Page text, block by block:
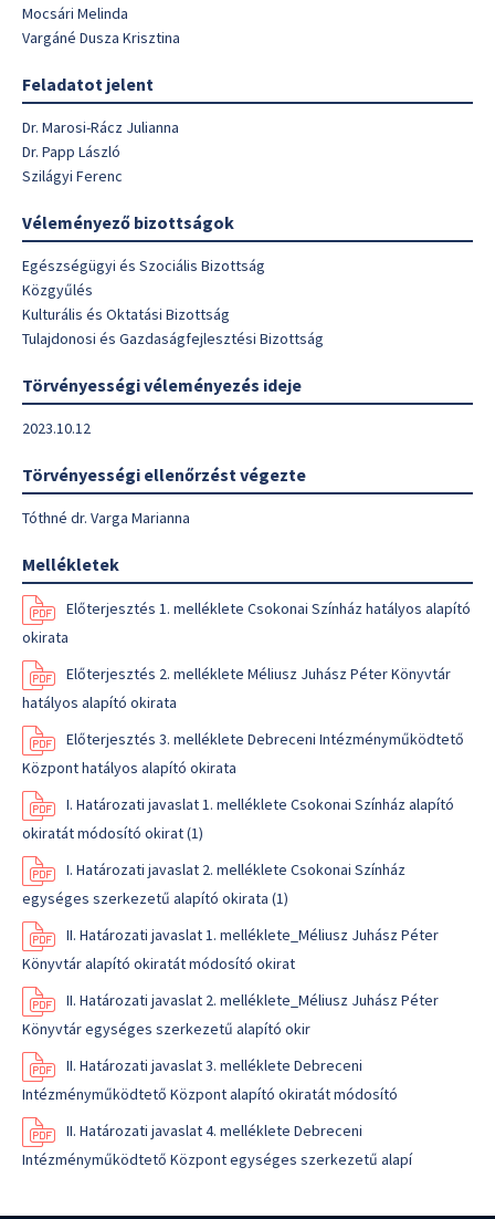
Mocsári Melinda
Vargáné Dusza Krisztina
Feladatot jelent
Dr. Marosi-Rácz Julianna
Dr. Papp László
Szilágyi Ferenc
Véleményező bizottságok
Egészségügyi és Szociális Bizottság
Közgyűlés
Kulturális és Oktatási Bizottság
Tulajdonosi és Gazdaságfejlesztési Bizottság
Törvényességi véleményezés ideje
2023.10.12
Törvényességi ellenőrzést végezte
Tóthné dr. Varga Marianna
Mellékletek
Előterjesztés 1. melléklete Csokonai Színház hatályos alapító
okirata
Előterjesztés 2. melléklete Méliusz Juhász Péter Könyvtár
hatályos alapító okirata
Előterjesztés 3. melléklete Debreceni Intézményműködtető
Központ hatályos alapító okirata
I. Határozati javaslat 1. melléklete Csokonai Színház alapító
okiratát módosító okirat (1)
I. Határozati javaslat 2. melléklete Csokonai Színház
egységes szerkezetű alapító okirata (1)
II. Határozati javaslat 1. melléklete_Méliusz Juhász Péter
Könyvtár alapító okiratát módosító okirat
II. Határozati javaslat 2. melléklete_Méliusz Juhász Péter
Könyvtár egységes szerkezetű alapító okir
II. Határozati javaslat 3. melléklete Debreceni
Intézményműködtető Központ alapító okiratát módosító
II. Határozati javaslat 4. melléklete Debreceni
Intézményműködtető Központ egységes szerkezetű alapí